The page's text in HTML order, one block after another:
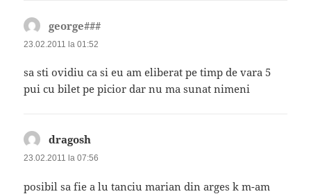
george###
23.02.2011 la 01:52
sa sti ovidiu ca si eu am eliberat pe timp de vara 5
pui cu bilet pe picior dar nu ma sunat nimeni
dragosh
23.02.2011 la 07:56
posibil sa fie a lu tanciu marian din arges k m-am